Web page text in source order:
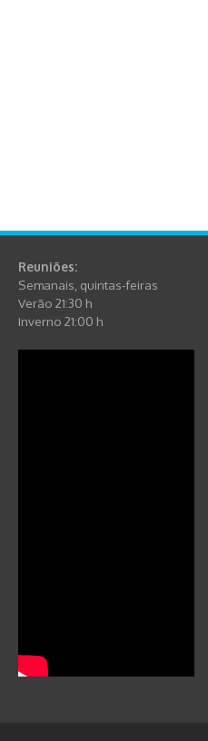
Reuniões:
Semanais, quintas-feiras
Verão 21:30 h
Inverno 21:00 h